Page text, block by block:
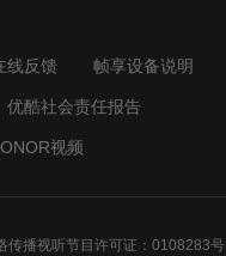
线反馈 帧享设备说明
优酷社会责任报告
视频
传播视听节目许可证：0108283号